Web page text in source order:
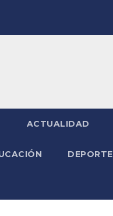
ACTUALIDAD
DEPORTE